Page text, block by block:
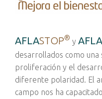
AFLASTOP® y AFLA
desarrollados como
proliferación y el
diferente polaridad. El
campo nos ha